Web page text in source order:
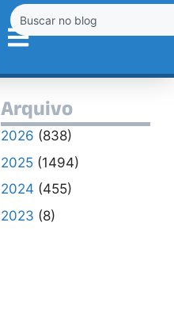
Arquivo
2026 (838)
2025(1494)
2024 (455)
2023 (8)